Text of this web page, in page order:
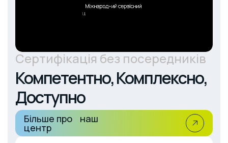
Сертифікація без посередників
Компетентно, Комплексно,
Доступно
Більше про наш
центр